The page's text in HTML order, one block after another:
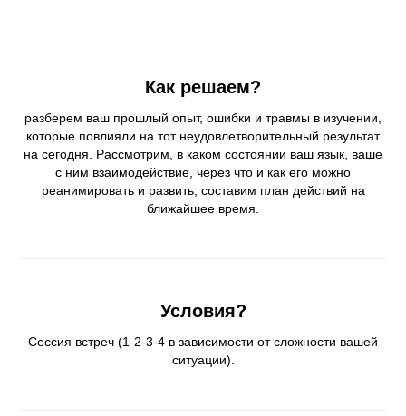
Как решаем?
разберем ваш прошлый опыт, ошибки и травмы в изучении,
которые повлияли на тот неудовлетворительный результат
на сегодня. Рассмотрим, в каком состоянии ваш язык, ваше
с ним взаимодействие, через что и как его можно
реанимировать и развить, составим план действий на
ближайшее время.
Условия?
Сессия встреч (1-2-3-4 в зависимости от сложности вашей
ситуации).